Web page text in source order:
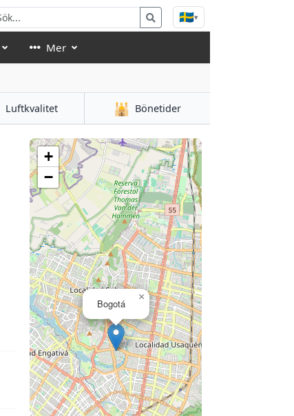
🇸🇪▾
Mer
Luftkvalitet 🕌 Bönetider
Bogotá
×
+
−